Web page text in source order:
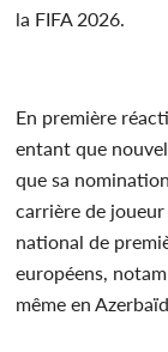
la FIFA 2026.
En première
entant que nouvel
que sa
carrière de
national de
européens,
même en